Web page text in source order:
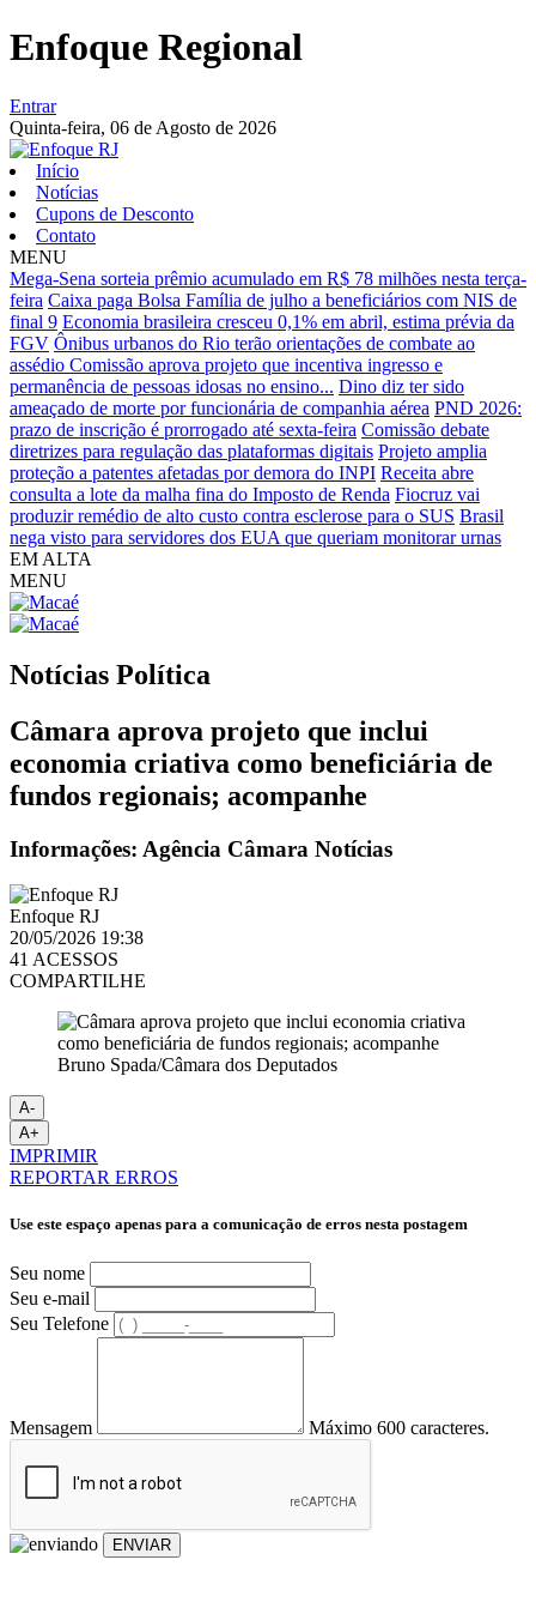
Enfoque Regional
Entrar
Quinta-feira, 06 de Agosto de 2026
Início
Notícias
Cupons de Desconto
Contato
MENU
Mega-Sena sorteia prêmio acumulado em R$ 78 milhões nesta terça-
feira Caixa paga Bolsa Família de julho a beneficiários com NIS de
final 9 Economia brasileira cresceu 0,1% em abril, estima prévia da
FGV Ônibus urbanos do Rio terão orientações de combate ao
assédio Comissão aprova projeto que incentiva ingresso e
permanência de pessoas idosas no ensino... Dino diz ter sido
ameaçado de morte por funcionária de companhia aérea PND 2026:
prazo de inscrição é prorrogado até sexta-feira Comissão debate
diretrizes para regulação das plataformas digitais Projeto amplia
proteção a patentes afetadas por demora do INPI Receita abre
consulta a lote da malha fina do Imposto de Renda Fiocruz vai
produzir remédio de alto custo contra esclerose para o SUS Brasil
nega visto para servidores dos EUA que queriam monitorar urnas
EM ALTA
MENU
Notícias Política
Câmara aprova projeto que inclui
economia criativa como beneficiária de
fundos regionais; acompanhe
Informações: Agência Câmara Notícias
Enfoque RJ
20/05/2026 19:38
41 ACESSOS
COMPARTILHE
Bruno Spada/Câmara dos Deputados
A-
A+
IMPRIMIR
REPORTAR ERROS
Use este espaço apenas para a comunicação de erros nesta postagem
Seu nome
Seu e-mail
Seu Telefone
Mensagem Máximo 600 caracteres.
ENVIAR